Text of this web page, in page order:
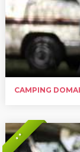
CAMPING
* *